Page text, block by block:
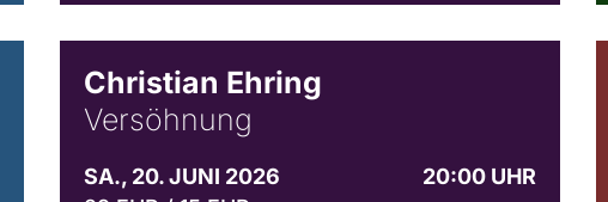
Christian Ehring
Versöhnung
SA., 20. JUNI 2026
20:00 UHR